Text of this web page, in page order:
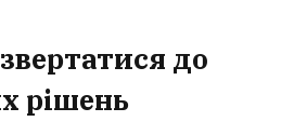
до
рішень